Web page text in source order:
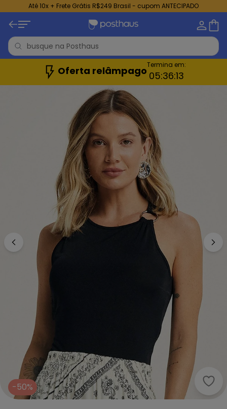
Até 10x + Frete Grátis R$249 Brasil - cupom ANTECIPADO
Oferta relâmpagoTermina em:
05:36:11
-50%